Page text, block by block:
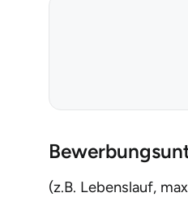
(z.B. Lebenslauf,